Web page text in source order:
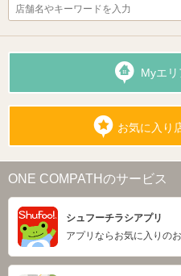
Myエ
お気に入り
ONE COMPATHのサービス
シュフーチラシアプリ
アプリならお気に入りの